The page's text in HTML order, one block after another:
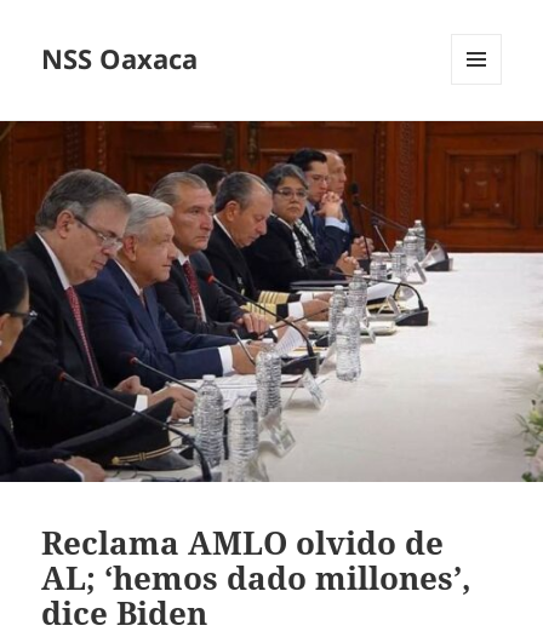
NSS Oaxaca
WIDGETS
Reclama AMLO olvido de
AL; ‘hemos dado millones’,
dice Biden